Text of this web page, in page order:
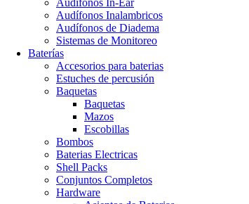
Audífonos Inalambricos
Audífonos de Diadema
Sistemas de Monitoreo
Baterías
Accesorios para baterias
Estuches de percusión
Baquetas
Baquetas
Mazos
Escobillas
Bombos
Baterias Electricas
Shell Packs
Conjuntos Completos
Hardware